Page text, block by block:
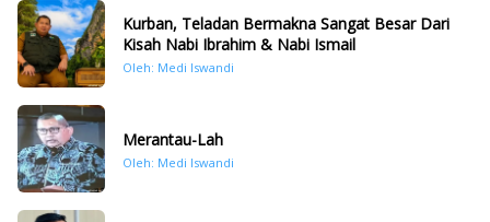
Kurban, Teladan Bermakna Sangat Besar Dari
Kisah Nabi Ibrahim & Nabi Ismail
Oleh: Medi Iswandi
Merantau-Lah
Oleh: Medi Iswandi